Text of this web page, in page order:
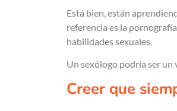
Está bien, están
referencia es la
habilidades sexuales.
Un sexólogo podría ser un
Creer que